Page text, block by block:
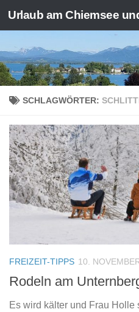
Zum Inhalt springen
SCHLAGWÖRTER:
FREIZEIT-TIPPS 10.
Rodeln am
Es wird kälter und Frau Holle